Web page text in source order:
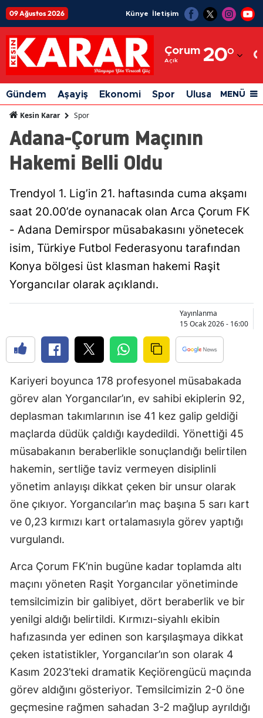
09 Ağustos 2026 Künye İletişim
Çorum
Açık 20°
Adıyaman
Afyonkarahisar
Ağrı
Amasya
Aydın
Balıkesir
Bitlis
Bolu
Bursa
Çanakkale
Çorum
Denizli
Diyarbakır
Elazığ
Erzincan
Erzurum
Eskişehir
Gaziantep
Giresun
Gümüşhane
Gündem Aşayiş Ekonomi Spor Ulusal Siyaset
MENÜ
Kesin Karar Spor
Adana-Çorum Maçının
Hakemi Belli Oldu
Trendyol 1. Lig’in 21. haftasında cuma akşamı
saat 20.00’de oynanacak olan Arca Çorum FK
- Adana Demirspor müsabakasını yönetecek
isim, Türkiye Futbol Federasyonu tarafından
Konya bölgesi üst klasman hakemi Raşit
Yorgancılar olarak açıklandı.
Yayınlanma
15 Ocak 2026 - 16:00
Kariyeri boyunca 178 profesyonel müsabakada
görev alan Yorgancılar’ın, ev sahibi ekiplerin 92,
deplasman takımlarının ise 41 kez galip geldiği
maçlarda düdük çaldığı kaydedildi. Yönettiği 45
müsabakanın beraberlikle sonuçlandığı belirtilen
hakemin, sertliğe taviz vermeyen disiplinli
yönetim anlayışı dikkat çeken bir unsur olarak
öne çıkıyor. Yorgancılar’ın maç başına 5 sarı kart
ve 0,23 kırmızı kart ortalamasıyla görev yaptığı
vurgulandı.
Arca Çorum FK’nin bugüne kadar toplamda altı
maçını yöneten Raşit Yorgancılar yönetiminde
temsilcimizin bir galibiyet, dört beraberlik ve bir
yenilgi aldığı belirtildi. Kırmızı-siyahlı ekibin
hafızasında yer edinen son karşılaşmaya dikkat
çeken istatistikler, Yorgancılar’ın son olarak 4
Kasım 2023’teki dramatik Keçiörengücü maçında
görev aldığını gösteriyor. Temsilcimizin 2-0 öne
geçmesine rağmen sahadan 3-2 mağlup ayrıldığı